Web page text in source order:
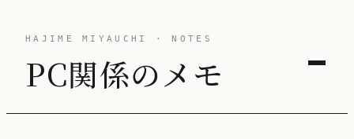
HAJIME MIYAUCHI · NOTES
PC関係のメモ